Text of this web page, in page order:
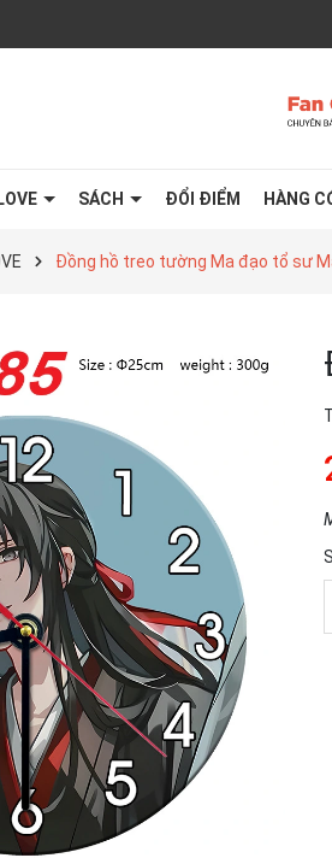
SÁCH ĐỔI ĐIỂM HÀNG
Đồng hồ treo tường Ma đạo tổ sư